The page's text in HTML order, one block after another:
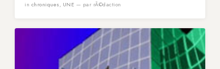
in chroniques, UNE — par rÃ©daction